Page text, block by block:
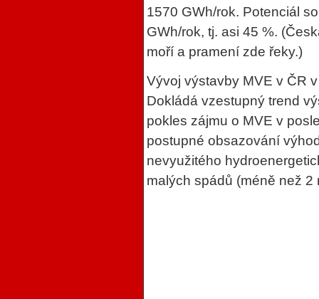
1570 GWh/rok. Potenciál
GWh/rok, tj. asi 45 %.
moří a pramení zde řeky.)
Vývoj výstavby MVE v ČR
Dokládá vzestupný trend
pokles zájmu o MVE v
postupné obsazování
nevyužitého
malých spádů (méně než 2